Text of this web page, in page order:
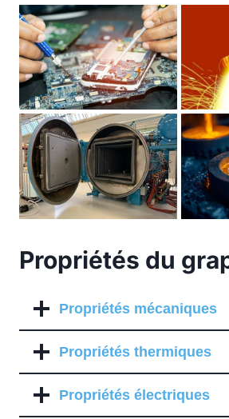
Propriétés du
Propriétés mécaniques
Propriétés thermiques
Propriétés électriques